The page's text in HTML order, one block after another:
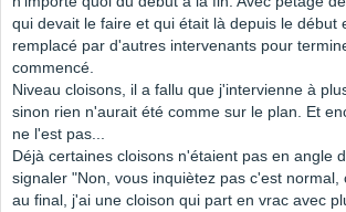
qui devait le faire et qui était là depuis le début
remplacé par d'autres intervenants pour
commencé.
Niveau cloisons, il a fallu que j'intervienne à
sinon rien n'aurait été comme sur le plan. Et
ne l'est pas...
Déjà certaines cloisons n'étaient pas en angle
signaler "Non, vous inquiètez pas c'est normal,
au final, j'ai une cloison qui part en vrac avec